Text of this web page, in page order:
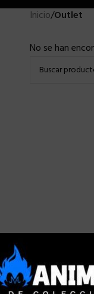
Inicio/Outlet
No se han